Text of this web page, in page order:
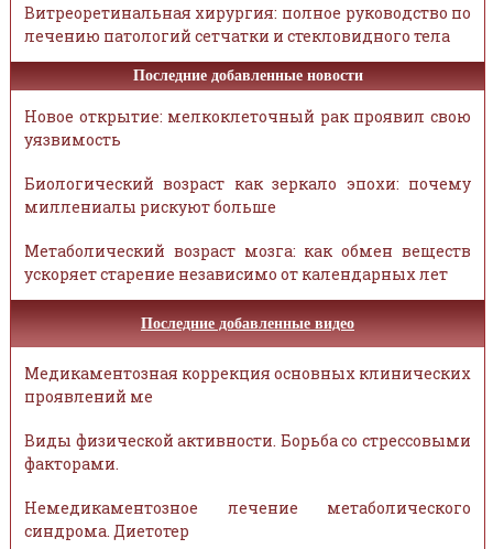
Витреоретинальная хирургия: полное руководство по
лечению патологий сетчатки и стекловидного тела
Последние добавленные новости
Новое открытие: мелкоклеточный рак проявил свою
уязвимость
Биологический возраст как зеркало эпохи: почему
миллениалы рискуют больше
Метаболический возраст мозга: как обмен веществ
ускоряет старение независимо от календарных лет
Последние добавленные видео
Медикаментозная коррекция основных клинических
проявлений ме
Виды физической активности. Борьба со стрессовыми
факторами.
Немедикаментозное лечение метаболического
синдрома. Диетотер